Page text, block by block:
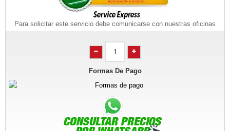
Para solicitar este servicio debe comunicarse con nuestras oficinas
Formas De Pago